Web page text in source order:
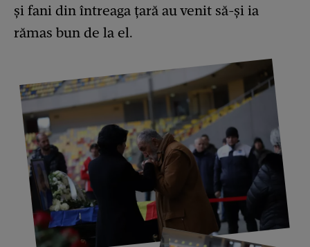
și fani din întreaga țară au venit să-și ia
rămas bun de la el.